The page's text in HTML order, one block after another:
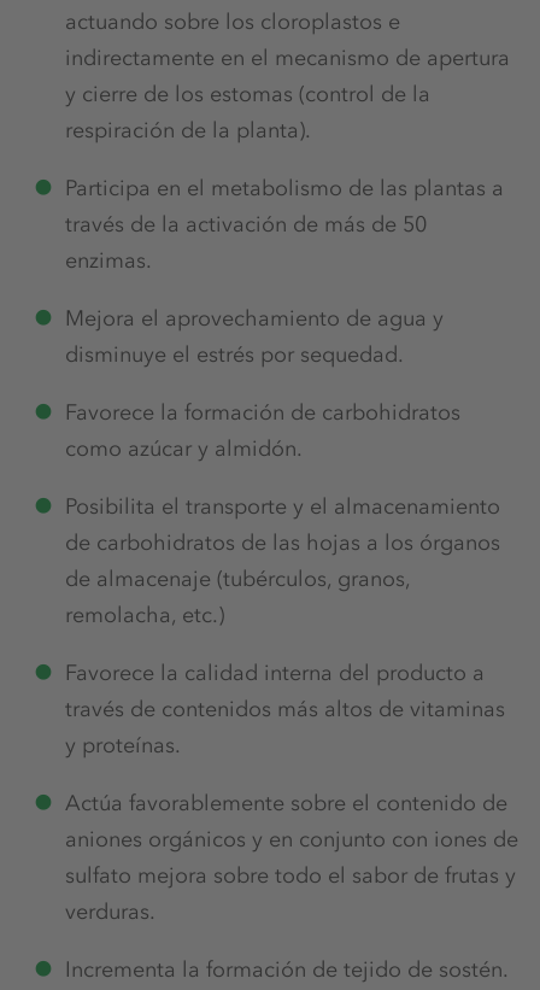
actuando sobre los cloroplastos e
indirectamente en el mecanismo de apertura
y cierre de los estomas (control de la
respiración de la planta).
Participa en el metabolismo de las plantas a
través de la activación de más de 50
enzimas.
Mejora el aprovechamiento de agua y
disminuye el estrés por sequedad.
Favorece la formación de carbohidratos
como azúcar y almidón.
Posibilita el transporte y el almacenamiento
de carbohidratos de las hojas a los órganos
de almacenaje (tubérculos, granos,
remolacha, etc.)
Favorece la calidad interna del producto a
través de contenidos más altos de vitaminas
y proteínas.
Actúa favorablemente sobre el contenido de
aniones orgánicos y en conjunto con iones de
sulfato mejora sobre todo el sabor de frutas y
verduras.
Incrementa la formación de tejido de sostén.